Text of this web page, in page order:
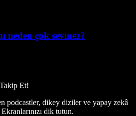
neden çok sevmez?
Et!
podcastler, dikey diziler ve yapay zekâ
dik tutun.